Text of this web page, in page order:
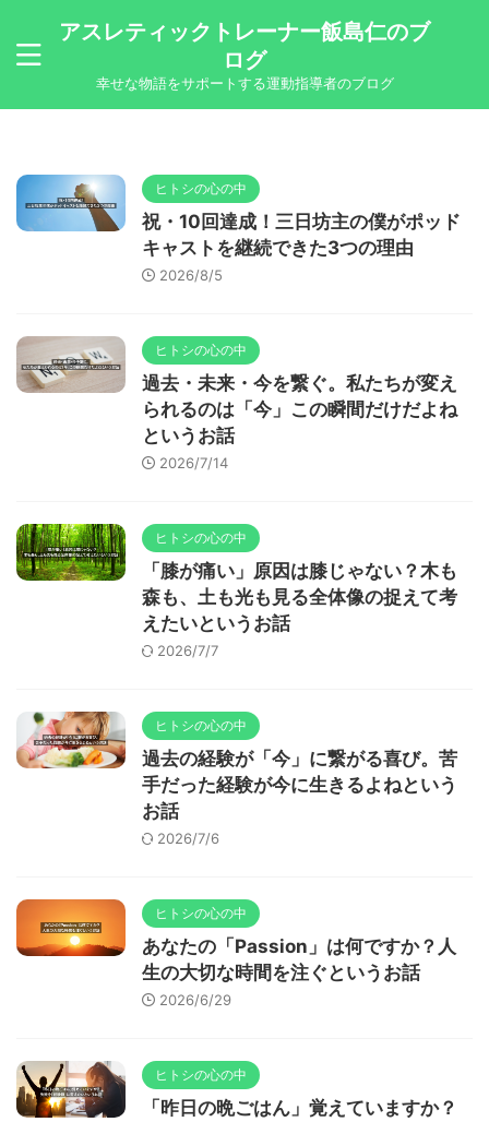
アスレティックトレーナー飯島仁のブ
ログ
幸せな物語をサポートする運動指導者のブログ
ヒトシの心の中
祝・10回達成！三日坊主の僕がポッド
キャストを継続できた3つの理由
2026/8/5
ヒトシの心の中
過去・未来・今を繋ぐ。私たちが変え
られるのは「今」この瞬間だけだよね
というお話
2026/7/14
ヒトシの心の中
「膝が痛い」原因は膝じゃない？木も
森も、土も光も見る全体像の捉えて考
えたいというお話
2026/7/7
ヒトシの心の中
過去の経験が「今」に繋がる喜び。苦
手だった経験が今に生きるよねという
お話
2026/7/6
ヒトシの心の中
あなたの「Passion」は何ですか？人
生の大切な時間を注ぐというお話
2026/6/29
ヒトシの心の中
「昨日の晩ごはん」覚えていますか？